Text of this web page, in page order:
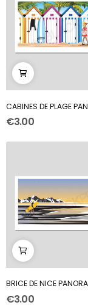
€3.00
€3.00